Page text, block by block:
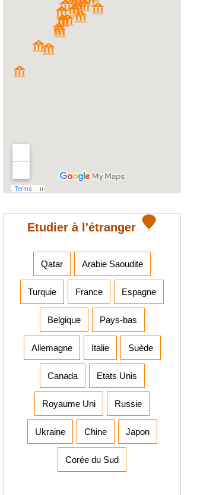
Etudier à l'étranger
Qatar Arabie Saoudite
Turquie France Espagne
Belgique Pays-bas
Allemagne Italie Suède
Canada Etats Unis
Royaume Uni Russie
Ukraine Chine Japon
Corée du Sud